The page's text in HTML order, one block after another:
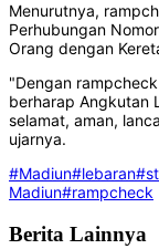
Menurutnya,
Perhubungan
Orang dengan
"Dengan
berharap Angkutan
selamat, aman,
ujarnya.
#Madiun#lebaran
Madiun#rampcheck
Berita Lainnya